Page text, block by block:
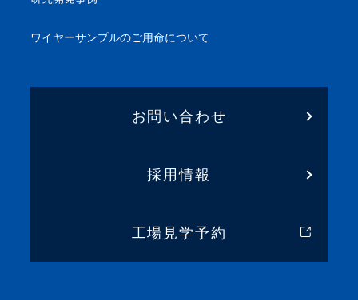
ワイヤーサンプルのご用命について
お問い合わせ
採用情報
工場見学予約